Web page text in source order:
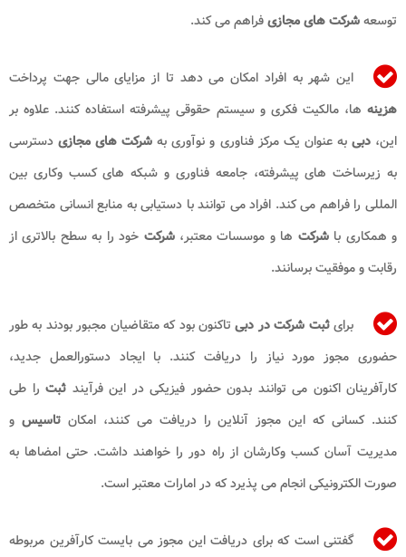
توسعهشرکت های مجازیفراهم می کند.
این شهر به افراد امکان می دهد تا از مزایای مالی جهت پرداخت
هزینه ها، مالکیت فکری و سیستم حقوقی پیشرفته استفاده کنند. علاوه بر
این،دبیبه عنوان یک مرکز فناوری و نوآوری به شرکت های مجازیدسترسی
به زیرساخت های پیشرفته، جامعه فناوری و شبکه های کسب وکاری بین
المللی را فراهم می کند. افراد می توانند با دستیابی به منابع انسانی متخصص
و همکاری باشرکت ها و موسسات معتبر،شرکت خود را به سطح بالاتری از
رقابت و موفقیت برسانند.
برایثبت شرکت در دبیتاکنون بود که متقاضیان مجبور بودند به ‌طور
حضوری مجوز مورد نیاز را دریافت کنند. با ایجاد دستورالعمل جدید،
کارآفرینان اکنون می ‌توانند بدون حضور فیزیکی در این فرآیند ثبت را طی
کنند. کسانی که این مجوز آنلاین را دریافت می‌ کنند، امکانتاسیس و
مدیریت آسان کسب‌ وکارشان از راه دور را خواهند داشت. حتی امضاها به
صورت الکترونیکی انجام می‌ پذیرد که در امارات معتبر است.
گفتنی است که برای دریافت این مجوز می بایست کارآفرین مربوطه